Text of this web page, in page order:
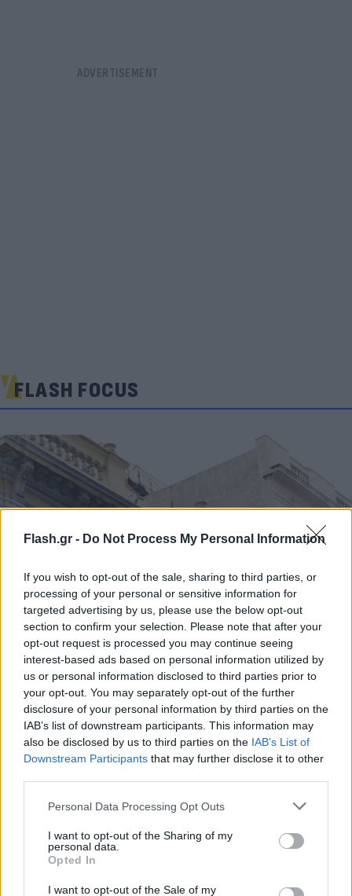
Flash.gr - Do Not Process My Personal Information
If you wish to opt-out of the sale, sharing to third parties, or
processing of your personal or sensitive information for
targeted advertising by us, please use the below opt-out
section to confirm your selection. Please note that after your
opt-out request is processed you may continue seeing
interest-based ads based on personal information utilized by
us or personal information disclosed to third parties prior to
your opt-out. You may separately opt-out of the further
disclosure of your personal information by third parties on the
IAB’s list of downstream participants. This information may
also be disclosed by us to third parties on the IAB’s List of
Downstream Participants that may further disclose it to other
Please note that this website/app uses one or more Google
not limited to your visit or usage behaviour. You may click to
grant or deny consent to Google and its third-party tags to
use your data for below specified purposes in below Google
consent section.
Personal Data Processing Opt Outs
I want to opt-out of the Sharing of my
personal data.
Opted In
I want to opt-out of the Sale of my
FLASH FOCUS
Υπόθεση Marfin: Στην Αγγλία το «ελληνικό
FBI» για την 46χρονη - Την Πέμπτη
αναμένεται στην Αθήνα
05.08.2026